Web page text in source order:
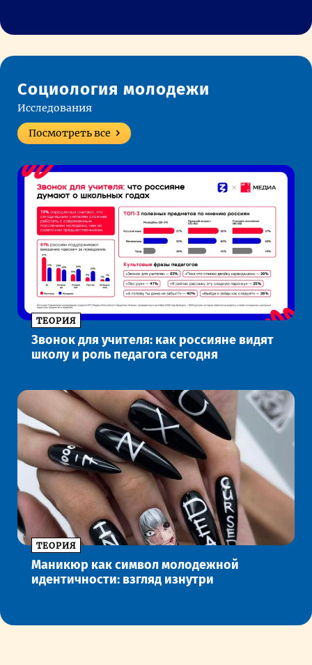
Социология молодежи
Исследования
Посмотреть все
ТЕОРИЯ
Звонок для учителя: как россияне видят
школу и роль педагога сегодня
ТЕОРИЯ
Маникюр как символ молодежной
идентичности: взгляд изнутри